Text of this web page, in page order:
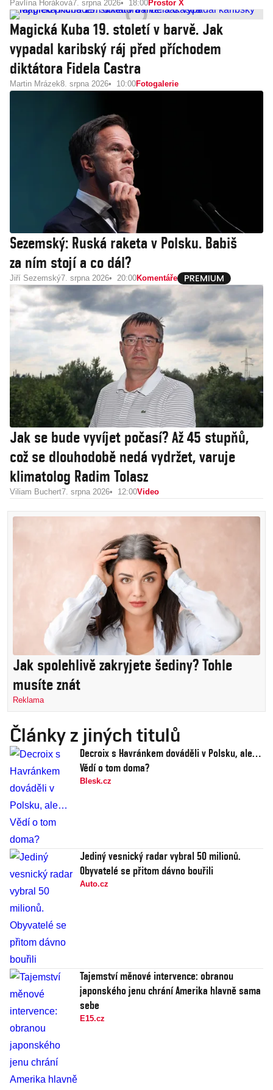
Pavlína Horáková7. srpna 2026 18:00Prostor X
Magická Kuba 19. století v barvě. Jak
vypadal karibský ráj před příchodem
diktátora Fidela Castra
Martin Mrázek8. srpna 2026 10:00Fotogalerie
Sezemský: Ruská raketa v Polsku. Babiš
za ním stojí a co dál?
Jiří Sezemský7. srpna 2026 20:00Komentáře
Jak se bude vyvíjet počasí? Až 45 stupňů,
což se dlouhodobě nedá vydržet, varuje
klimatolog Radim Tolasz
Viliam Buchert7. srpna 2026 12:00Video
Jak spolehlivě zakryjete šediny? Tohle
musíte znát
Reklama
Články z jiných titulů
Decroix s Havránkem dováděli v Polsku, ale…
Vědí o tom doma?
Blesk.cz
Jediný vesnický radar vybral 50 milionů.
Obyvatelé se přitom dávno bouřili
Auto.cz
Tajemství měnové intervence: obranou
japonského jenu chrání Amerika hlavně sama
sebe
E15.cz